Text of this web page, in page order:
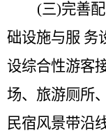
(三)完善配
础设施与服 务
设综合性游客
场、旅游厕所
民宿风景带沿